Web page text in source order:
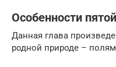
Особенности
Данная глава
родной природе –